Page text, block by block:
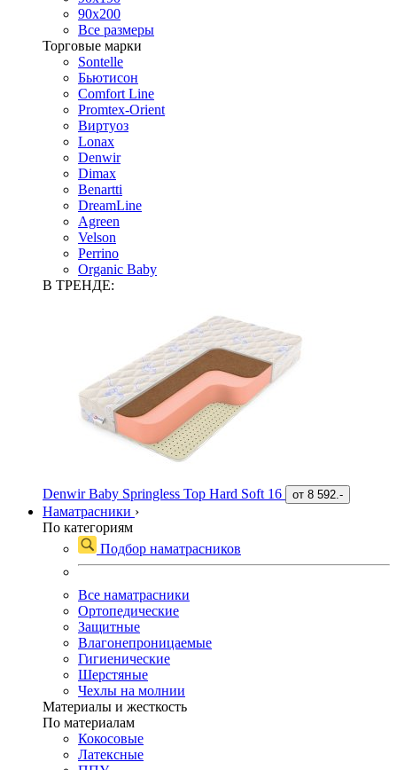
90х200
Все размеры
Торговые марки
Sontelle
Бьютисон
Comfort Line
Promtex-Orient
Виртуоз
Lonax
Denwir
Dimax
Benartti
DreamLine
Agreen
Velson
Perrino
Organic Baby
В ТРЕНДЕ:
Denwir Baby Springless Top Hard Soft 16 от 8 592.-
Наматрасники ›
По категориям
Подбор наматрасников
Все наматрасники
Ортопедические
Защитные
Влагонепроницаемые
Гигиенические
Шерстяные
Чехлы на молнии
Материалы и жесткость
По материалам
Кокосовые
Латексные